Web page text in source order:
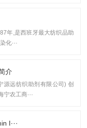
年,是西班牙最大纺织品助
化···
介
源远纺织助剂有限公司) 创
农工商···
I···